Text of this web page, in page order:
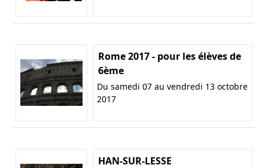
Rome 2017 - pour les élèves de
6ème
Du samedi 07 au vendredi 13 octobre
2017
HAN-SUR-LESSE